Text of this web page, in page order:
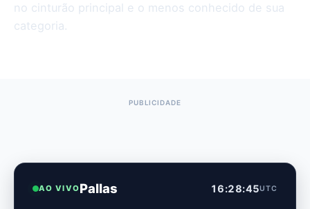
no cinturão principal e o menos conhecido de sua
categoria.
AO VIVOPallas 16:28:46UTC